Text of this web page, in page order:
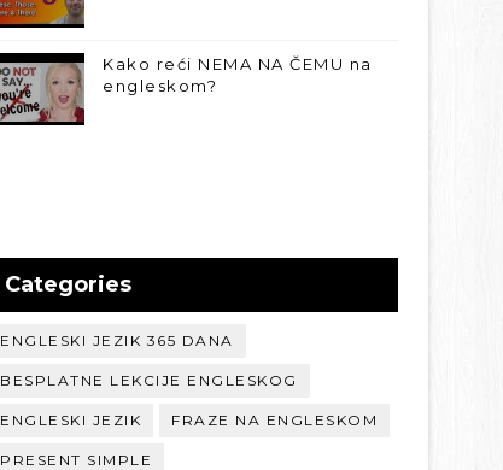
Kako reći NEMA NA ČEMU na
engleskom?
Categories
ENGLESKI JEZIK 365 DANA
BESPLATNE LEKCIJE ENGLESKOG
ENGLESKI JEZIK FRAZE NA ENGLESKOM
PRESENT SIMPLE